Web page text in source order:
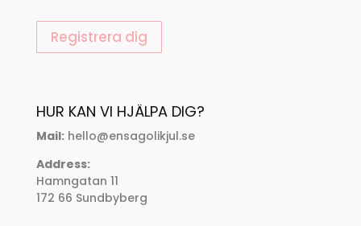
HUR KAN VI HJÄLPA DIG?
Mail:hello@ensagolikjul.se
Address:
Hamngatan 11
172 66 Sundbyberg